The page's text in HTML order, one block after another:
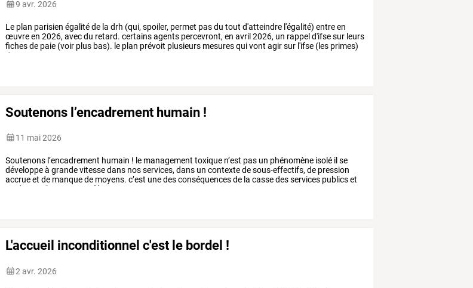
9 avr. 2026
Le plan parisien égalitéde la drh (qui, spoiler, permet pasdu tout d'atteindre l'égalité) entreen
œuvreen 2026, avecdu retard. certainsagents percevront, en avril 2026, un rappel d'ifsesur leurs
fichesde paie (voir plus bas). le plan prévoit plusieurs mesuresquivont agirsur l'ifse (les primes)
des
Soutenons l’encadrement humain !
11 mai 2026
Soutenons l’encadrement humain ! le management toxique n’est pas un phénomène isolé il se
développeà grandevitessedans nosservices, dans un contextedesous-effectifs, de pression
accrueet de manquede moyens. c’est unedesconséquencesde la cassedesservices publicset
des outils contrôler,
L'accueil inconditionnel c'est le bordel !
2 avr. 2026